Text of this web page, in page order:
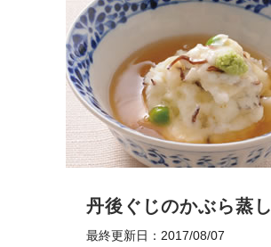
丹後ぐじのかぶら蒸し
最終更新日：2017/08/07